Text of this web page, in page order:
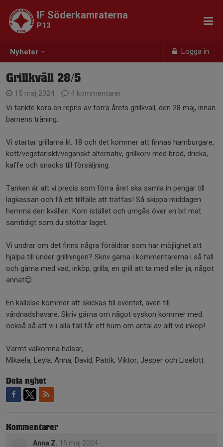
Nyheter Logga in
IF Söderkamraterna
P13
Grillkväll 28/5
15 maj 2024
4 kommentarer
Vi tänkte köra en repris av förra årets grillkväll, den 28 maj, innan
barnens träning.
Vi startar grillarna kl. 18 och det kommer att finnas hamburgare,
kött/vegetariskt/veganskt alternativ, grillkorv med bröd, dricka,
kaffe och snacks till försäljning.
Tanken är att vi precis som förra året ska samla in pengar till
lagkassan och få ett tillfälle att träffas! Så skippa middagen
hemma den kvällen. Kom istället och umgås över en bit mat
samtidigt som du stöttar laget.
Vi undrar om det finns några föräldrar som har möjlighet att
hjälpa till under grillningen? Skriv gärna i kommentarerna i så fall
och gärna med vad, inköp, grilla, en grill att ta med eller ja, något
annat😊
En kallelse kommer att skickas till eventet, även till
vårdnadshavare. Skriv gärna om något syskon kommer med
också så att vi i alla fall får ett hum om antal av allt vid inköp!
Varmt välkomna hälsar,
Mikaela, Leyla, Anna, David, Patrik, Viktor, Jesper och Liselott
Dela nyhet
Kommentarer
Anna Z. 15 maj 2024